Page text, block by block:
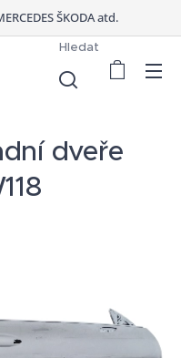
ŠKODA atd.
Hledat
dveře